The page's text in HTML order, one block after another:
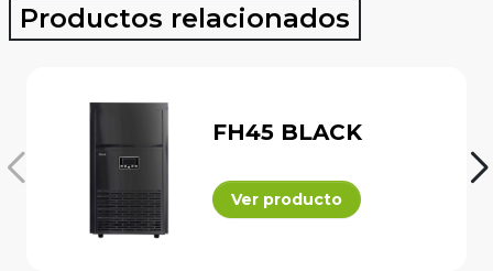
Productos relacionados
FH45 BLACK
Ver producto